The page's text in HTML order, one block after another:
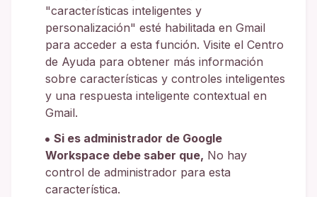
"características inteligentes y
personalización" esté habilitada en Gmail
para acceder a esta función. Visite el Centro
de Ayuda para obtener más información
sobre características y controles inteligentes
y una respuesta inteligente contextual en
Gmail.
Si es administrador de Google
Workspace debe saber que, No hay
control de administrador para esta
característica.